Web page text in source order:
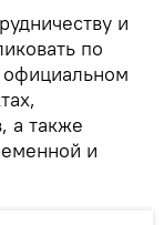
и
по
официальном
а также
и